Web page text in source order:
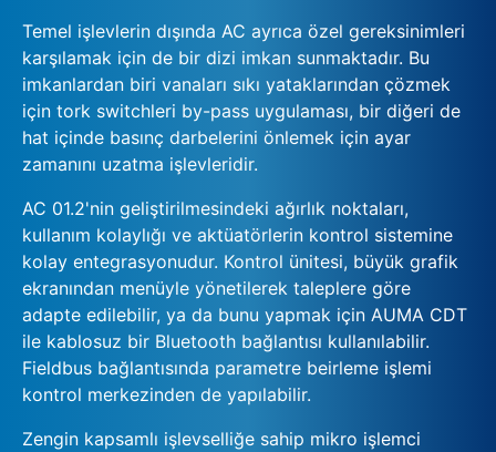
Temel işlevlerin dışında AC ayrıca özel gereksinimleri
karşılamak için de bir dizi imkan sunmaktadır. Bu
imkanlardan biri vanaları sıkı yataklarından çözmek
için tork switchleri by-pass uygulaması, bir diğeri de
hat içinde basınç darbelerini önlemek için ayar
zamanını uzatma işlevleridir.
AC 01.2'nin geliştirilmesindeki ağırlık noktaları,
kullanım kolaylığı ve aktüatörlerin kontrol sistemine
kolay entegrasyonudur. Kontrol ünitesi, büyük grafik
ekranından menüyle yönetilerek taleplere göre
adapte edilebilir, ya da bunu yapmak için AUMA CDT
ile kablosuz bir Bluetooth bağlantısı kullanılabilir.
Fieldbus bağlantısında parametre beirleme işlemi
kontrol merkezinden de yapılabilir.
Zengin kapsamlı işlevselliğe sahip mikro işlemci